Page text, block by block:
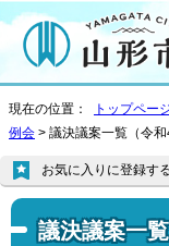
現在の位置： トップペー
例会 > 議決議案一覧（令和
議決議案一
お気に入りに登録す